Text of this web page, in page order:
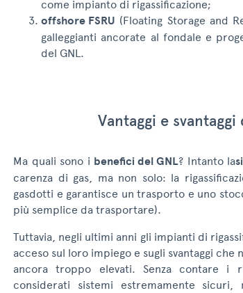
come impianto di rigassificazione;
offshore FSRU (Floating Storage and
galleggianti ancorate al fondale e
del GNL.
Vantaggi e
Ma quali sono i benefici del GNL? Intanto la
carenza di gas, ma non solo: la
gasdotti e garantisce un trasporto e uno
più semplice da trasportare).
Tuttavia, negli ultimi anni gli impianti di
acceso sul loro impiego e sugli svantaggi
ancora troppo elevati. Senza contare i
considerati sistemi estremamente